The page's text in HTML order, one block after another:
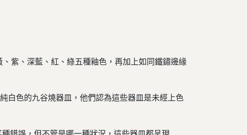
紫、深藍、紅、綠五種釉色，再加上如同鐵鏽邊緣
白色的九谷燒器皿，他們認為這些器皿是未經上色